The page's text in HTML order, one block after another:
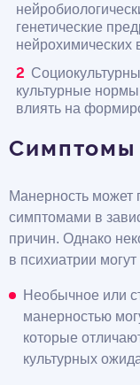
генетические
нейрохимических
культурные
влиять на
Симптомы
Манерность может
симптомами в
причин. Однако
в психиатрии
Необычное или
манерностью
которые
культурных